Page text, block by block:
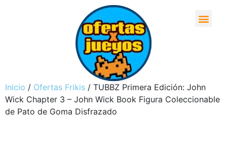
Inicio / Ofertas Frikis / TUBBZ Primera Edición: John
Wick Chapter 3 – John Wick Book Figura Coleccionable
de Pato de Goma Disfrazado